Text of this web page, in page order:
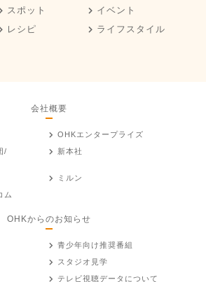
スポット
イベント
レシピ
ライフスタイル
会社概要
OHKエンタープライズ
/
新本社
ミルン
ム
OHKからのお知らせ
青少年向け推奨番組
スタジオ見学
テレビ視聴データについて